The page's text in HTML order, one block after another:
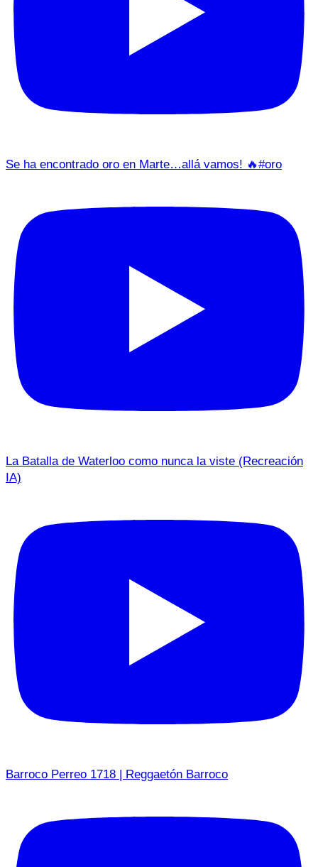
Se ha encontrado oro en Marte…allá vamos! 🔥#oro
La Batalla de Waterloo como nunca la viste (Recreación
IA)
Barroco Perreo 1718 | Reggaetón Barroco